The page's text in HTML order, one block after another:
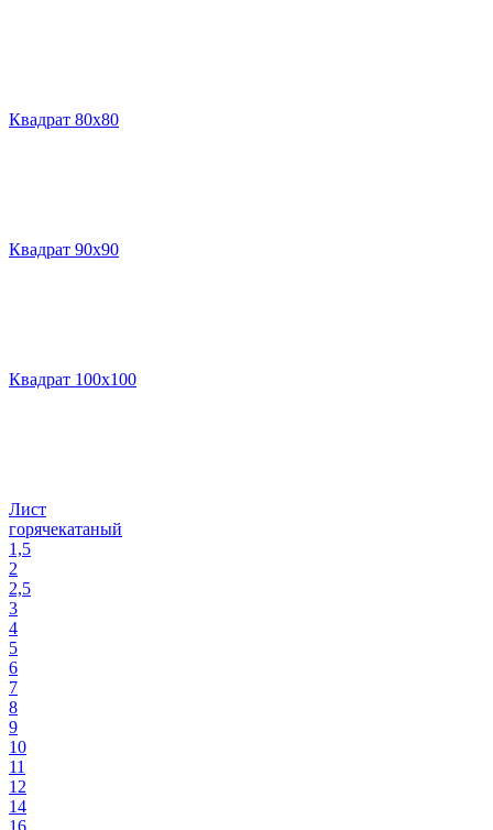
Квадрат 80х80
Квадрат 90х90
Квадрат 100х100
Лист
горячекатаный
1,5
2
2,5
3
4
5
6
7
8
9
10
11
12
14
16